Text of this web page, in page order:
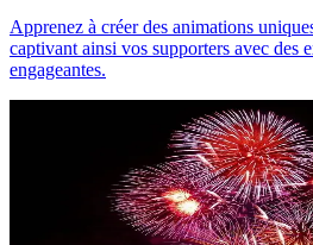
Apprenez à créer des animations
captivant ainsi vos supporters avec des
engageantes.